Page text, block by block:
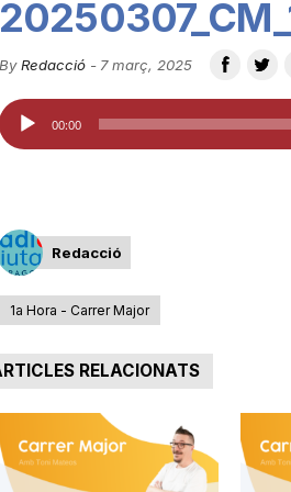
u
t
d
e
By Redacció- 7 març, 2025
Reproductor
d'àudio
00:00
Redacció
1a Hora - Carrer Major
RELACIONATS